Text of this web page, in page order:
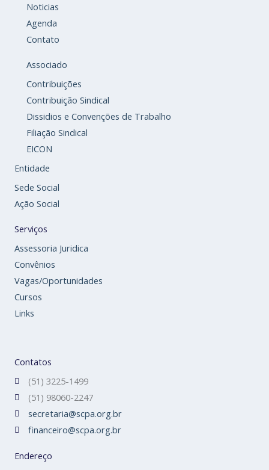
Noticias
Agenda
Contato
Associado
Contribuições
Contribuição Sindical
Dissidios e Convenções de Trabalho
Filiação Sindical
EICON
Entidade
Sede Social
Ação Social
Serviços
Assessoria Juridica
Convênios
Vagas/Oportunidades
Cursos
Links
Contatos
(51) 3225-1499
(51) 98060-2247
secretaria@scpa.org.br
financeiro@scpa.org.br
Endereço